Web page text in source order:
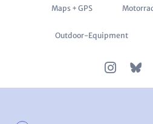
Maps + GPS
Outdoor-Equipment